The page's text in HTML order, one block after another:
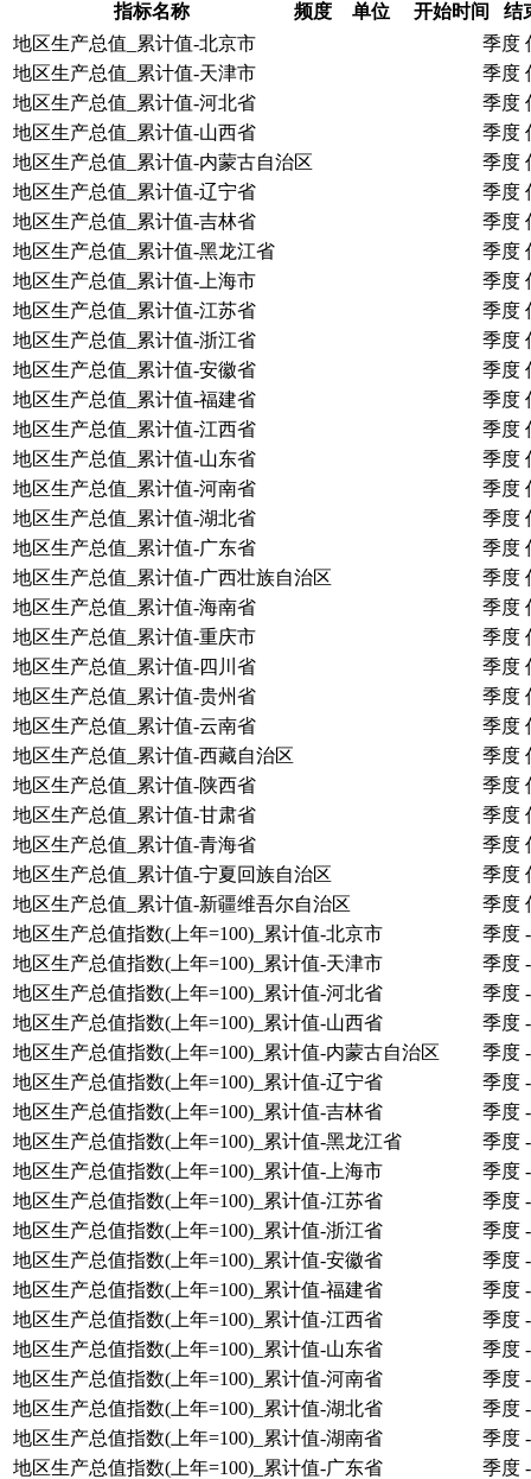
指标名称 频度 单位 开始时间
结
地区生产总值_累计值-北京市
季度
地区生产总值_累计值-天津市
季度
地区生产总值_累计值-河北省
季度
地区生产总值_累计值-山西省
季度
地区生产总值_累计值-内蒙古自治区
季度
地区生产总值_累计值-辽宁省
季度
地区生产总值_累计值-吉林省
季度
地区生产总值_累计值-黑龙江省
季度
地区生产总值_累计值-上海市
季度
地区生产总值_累计值-江苏省
季度
地区生产总值_累计值-浙江省
季度
地区生产总值_累计值-安徽省
季度
地区生产总值_累计值-福建省
季度
地区生产总值_累计值-江西省
季度
地区生产总值_累计值-山东省
季度
地区生产总值_累计值-河南省
季度
地区生产总值_累计值-湖北省
季度
地区生产总值_累计值-广东省
季度
地区生产总值_累计值-广西壮族自治区
季度
地区生产总值_累计值-海南省
季度
地区生产总值_累计值-重庆市
季度
地区生产总值_累计值-四川省
季度
地区生产总值_累计值-贵州省
季度
地区生产总值_累计值-云南省
季度
地区生产总值_累计值-西藏自治区
季度
地区生产总值_累计值-陕西省
季度
地区生产总值_累计值-甘肃省
季度
地区生产总值_累计值-青海省
季度
地区生产总值_累计值-宁夏回族自治区
季度
地区生产总值_累计值-新疆维吾尔自治区
季度
地区生产总值指数(上年=100)_累计值-北京市
季度 -
地区生产总值指数(上年=100)_累计值-天津市
季度 -
地区生产总值指数(上年=100)_累计值-河北省
季度 -
地区生产总值指数(上年=100)_累计值-山西省
季度 -
地区生产总值指数(上年=100)_累计值-内蒙古自治区
季度 -
地区生产总值指数(上年=100)_累计值-辽宁省
季度 -
地区生产总值指数(上年=100)_累计值-吉林省
季度 -
地区生产总值指数(上年=100)_累计值-黑龙江省
季度 -
地区生产总值指数(上年=100)_累计值-上海市
季度 -
地区生产总值指数(上年=100)_累计值-江苏省
季度 -
地区生产总值指数(上年=100)_累计值-浙江省
季度 -
地区生产总值指数(上年=100)_累计值-安徽省
季度 -
地区生产总值指数(上年=100)_累计值-福建省
季度 -
地区生产总值指数(上年=100)_累计值-江西省
季度 -
地区生产总值指数(上年=100)_累计值-山东省
季度 -
地区生产总值指数(上年=100)_累计值-河南省
季度 -
地区生产总值指数(上年=100)_累计值-湖北省
季度 -
地区生产总值指数(上年=100)_累计值-湖南省
季度 -
地区生产总值指数(上年=100)_累计值-广东省
季度 -